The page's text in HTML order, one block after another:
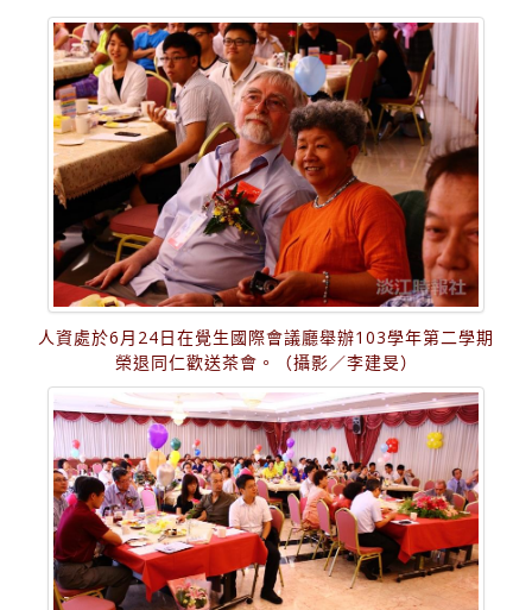
人資處於6月24日在覺生國際會議廳舉辦103學年第二學期
榮退同仁歡送茶會。（攝影／李建旻）